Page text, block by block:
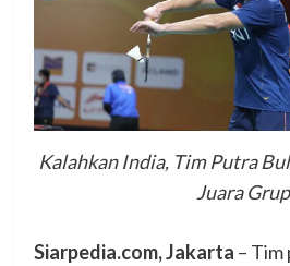
Kalahkan India, Tim Putra
Juara Grup
Siarpedia.com, Jakarta –